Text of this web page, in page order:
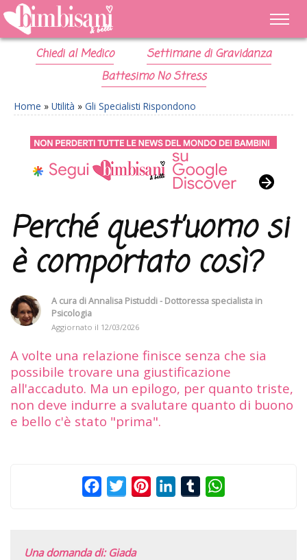
Chiedi al Medico
Settimane di Gravidanza
Battesimo No Stress
Home » Utilità » Gli Specialisti Rispondono
Perché quest’uomo si
è comportato così?
A cura diAnnalisa Pistuddi - Dottoressa specialista in
Psicologia
Aggiornato il 12/03/2026
A volte una relazione finisce senza che sia
possibile trovare una giustificazione
all'accaduto. Ma un epilogo, per quanto triste,
non deve indurre a svalutare quanto di buono
e bello c'è stato "prima".
FacebookTwitterPinterestLinkedInTumblr
Una domanda di: Giada